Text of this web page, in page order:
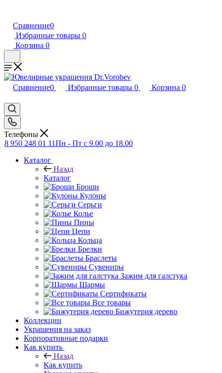
Сравнение0
Избранные товары 0
Корзина 0
Сравнение0 Избранные товары 0 Корзина 0
Телефоны
8 950 248 01 11Пн - Пт с 9.00 до 18.00
Каталог
Назад
Каталог
Броши
Кулоны
Серьги
Колье
Пины
Цепи
Кольца
Брелки
Браслеты
Сувениры
Зажим для галстука
Шармы
Сертификаты
Все товары
Бижутерия дерево
Коллекции
Украшения на заказ
Корпоративные подарки
Как купить
Назад
Как купить